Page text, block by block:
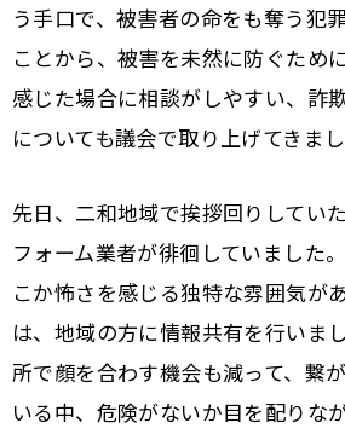
う手口で、被害者の命をも奪う犯
ことから、被害を未然に防ぐため
感じた場合に相談がしやすい、詐
についても議会で取り上げてきまし
先日、二和地域で挨拶回りしてい
フォーム業者が徘徊していました
こか怖さを感じる独特な雰囲気が
は、地域の方に情報共有を行いま
所で顔を合わす機会も減って、繋
いる中、危険がないか目を配りな